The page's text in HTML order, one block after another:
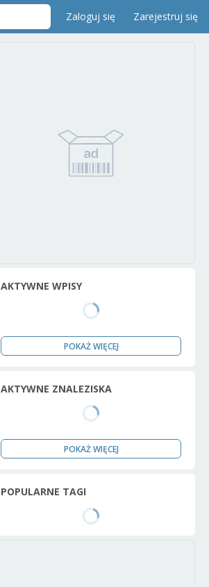
Zaloguj się Zarejestruj się
AKTYWNE WPISY
POKAŻ WIĘCEJ
AKTYWNE ZNALEZISKA
POKAŻ WIĘCEJ
POPULARNE TAGI